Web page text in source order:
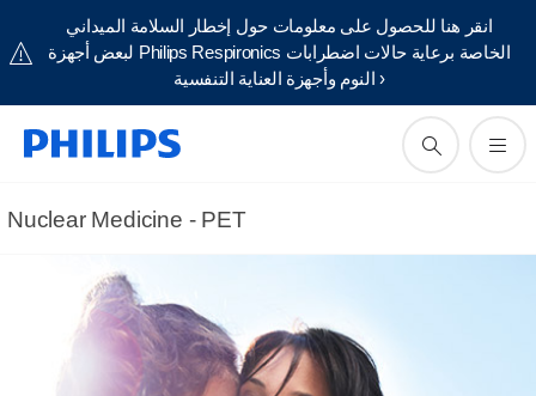
انقر هنا للحصول على معلومات حول إخطار السلامة الميداني
لبعض أجهزة Philips Respironics الخاصة برعاية حالات اضطرابات
النوم وأجهزة العناية التنفسية ›
Nuclear Medicine - PET